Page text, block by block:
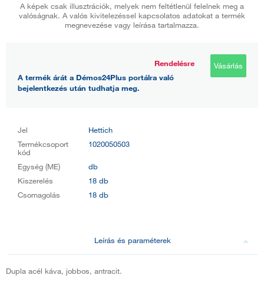
A képek csak illusztrációk, melyek nem feltétlenül felelnek meg a
valóságnak. A valós kivitelezéssel kapcsolatos adatokat a termék
megnevezése vagy leírása tartalmazza.
Rendelésre
A termék árát a Démos24Plus portálra való
bejelentkezés után tudhatja meg.
Vásárlás
Jel
Hettich
Termékcsoport
kód
1020050503
Egység (ME)
db
Kiszerelés
18 db
Csomagolás
18 db
Leírás és paraméterek
Dupla acél káva, jobbos, antracit.